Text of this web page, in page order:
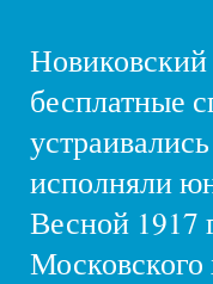
Новиковский
бесплатные
исполняли
Весной 1917
Московского